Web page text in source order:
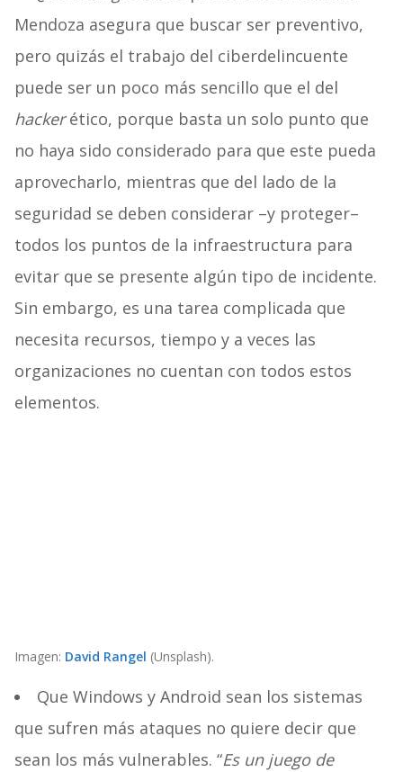
Mendoza asegura que buscar ser preventivo,
pero quizás el trabajo del ciberdelincuente
puede ser un poco más sencillo que el del
hackerético, porque basta un solo punto que
no haya sido considerado para que este pueda
aprovecharlo, mientras que del lado de la
seguridad se deben considerar –y proteger–
todos los puntos de la infraestructura para
evitar que se presente algún tipo de incidente.
Sin embargo, es una tarea complicada que
necesita recursos, tiempo y a veces las
organizaciones no cuentan con todos estos
elementos.
Imagen: David Rangel (Unsplash).
Que Windows y Android sean los sistemas
que sufren más ataques no quiere decir que
sean los más vulnerables. “Es un juego de